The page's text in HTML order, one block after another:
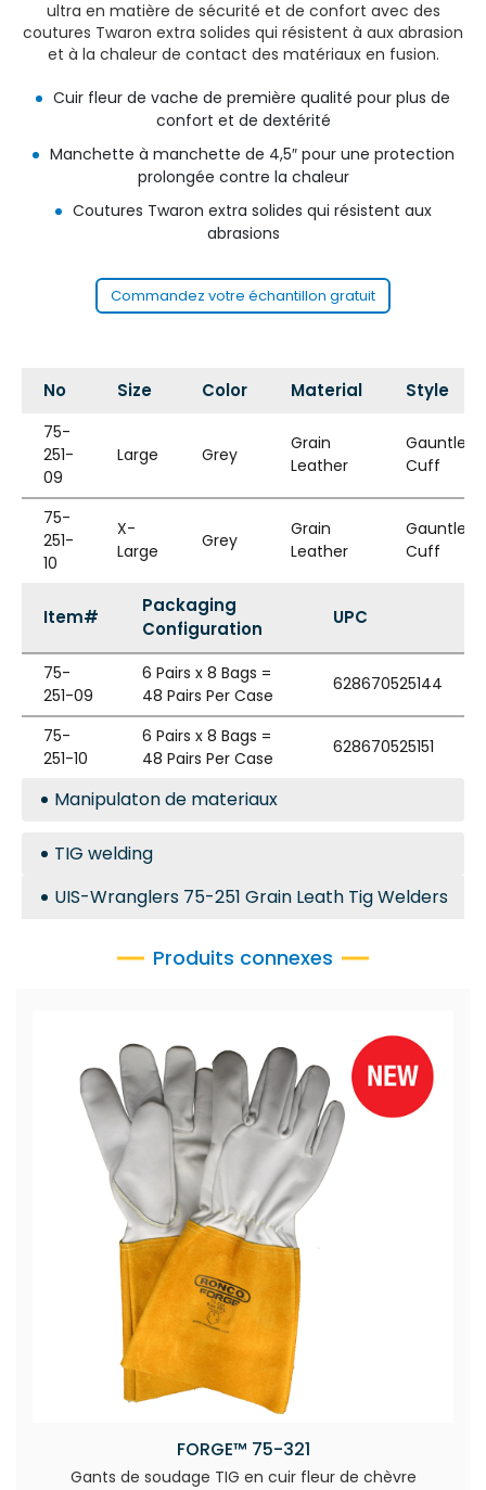
ultra en matière de sécurité et de confort avec des
coutures Twaron extra solides qui résistent à aux abrasion
et à la chaleur de contact des matériaux en fusion.
Cuir fleur de vache de première qualité pour plus de
confort et de dextérité
Manchette à manchette de 4,5″ pour une protection
prolongée contre la chaleur
Coutures Twaron extra solides qui résistent aux
abrasions
Commandez votre échantillon gratuit
No Size Color Material Style
75-
251-
09
Large Grey
Grain
Leather
Gauntlet
Cuff
75-
251-
10
X-
Large
Grey
Grain
Leather
Gauntlet
Cuff
Item#
Packaging
Configuration
UPC
75-
251-09
6 Pairs x 8 Bags =
48 Pairs Per Case
628670525144
75-
251-10
6 Pairs x 8 Bags =
48 Pairs Per Case
628670525151
Manipulaton de materiaux
TIG welding
UIS-Wranglers 75-251 Grain Leath Tig Welders
Produits connexes
FORGE™ 75-321
Gants de soudage TIG en cuir fleur de chèvre